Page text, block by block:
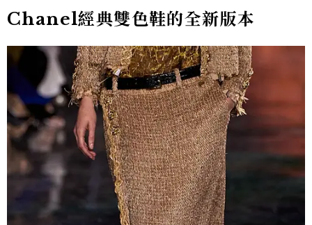
Chanel經典雙色鞋的全新版本